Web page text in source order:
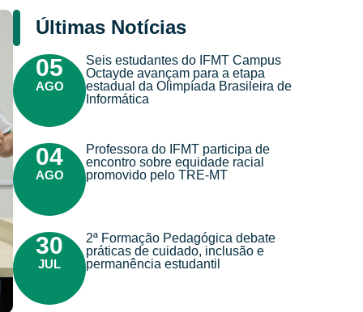
Últimas Notícias
05
AGO
Seis estudantes do IFMT Campus
Octayde avançam para a etapa
estadual da Olimpíada Brasileira de
Informática
04
AGO
Professora do IFMT participa de
encontro sobre equidade racial
promovido pelo TRE-MT
30
JUL
2ª Formação Pedagógica debate
práticas de cuidado, inclusão e
permanência estudantil